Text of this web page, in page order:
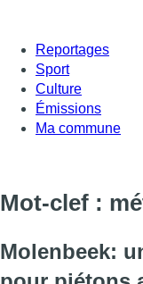
Reportages
Sport
Culture
Émissions
Ma commune
Mot-clef :
Molenbeek: